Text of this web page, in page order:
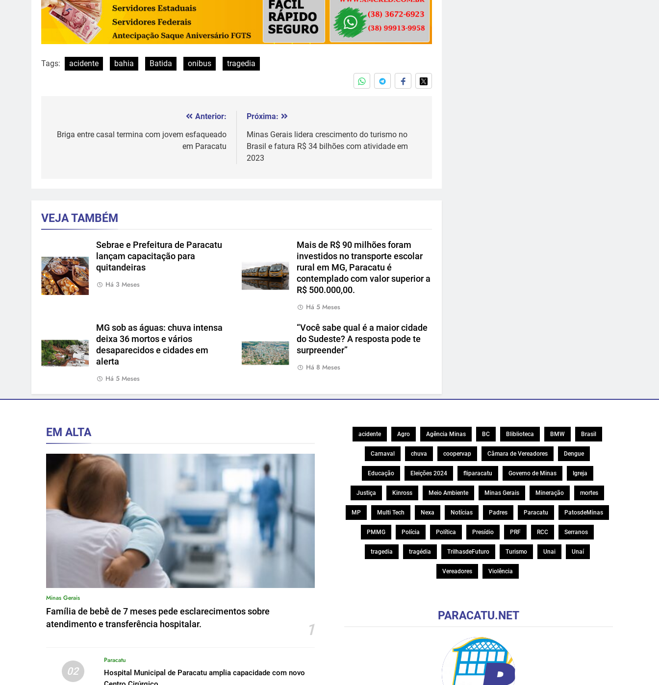
Tags: acidente bahia Batida onibus tragedia
de
Anterior:
Briga entre casal termina com jovem esfaqueado
em Paracatu
Próxima:
Minas Gerais lidera crescimento do turismo no
Brasil e fatura R$ 34 bilhões com atividade em
2023
VEJA TAMBÉM
Sebrae e Prefeitura de Paracatu
lançam capacitação para
quitandeiras
Há 3 Meses
Mais de R$ 90 milhões foram
investidos no transporte escolar
rural em MG, Paracatu é
contemplado com valor superior a
R$ 500.000,00.
Há 5 Meses
MG sob as águas: chuva intensa
deixa 36 mortos e vários
desaparecidos e cidades em
alerta
Há 5 Meses
“Você sabe qual é a maior cidade
do Sudeste? A resposta pode te
surpreender”
Há 8 Meses
EM ALTA
Minas Gerais
Família de bebê de 7 meses pede esclarecimentos sobre
atendimento e transferência hospitalar.
1
02
Paracatu
Hospital Municipal de Paracatu amplia capacidade com novo
acidente Agro Agência Minas BC Bliblioteca BMW Brasil
Carnaval chuva coopervap Câmara de Vereadores Dengue
Educação Eleições 2024 fliparacatu Governo de Minas Igreja
Justiça Kinross Meio Ambiente Minas Gerais Mineração mortes
MP Multi Tech Nexa Notícias Padres Paracatu PatosdeMinas
PMMG Polícia Política Presídio PRF RCC Serranos
tragedia tragédia TrilhasdeFuturo Turismo Unai Unaí
Vereadores Violência
PARACATU.NET